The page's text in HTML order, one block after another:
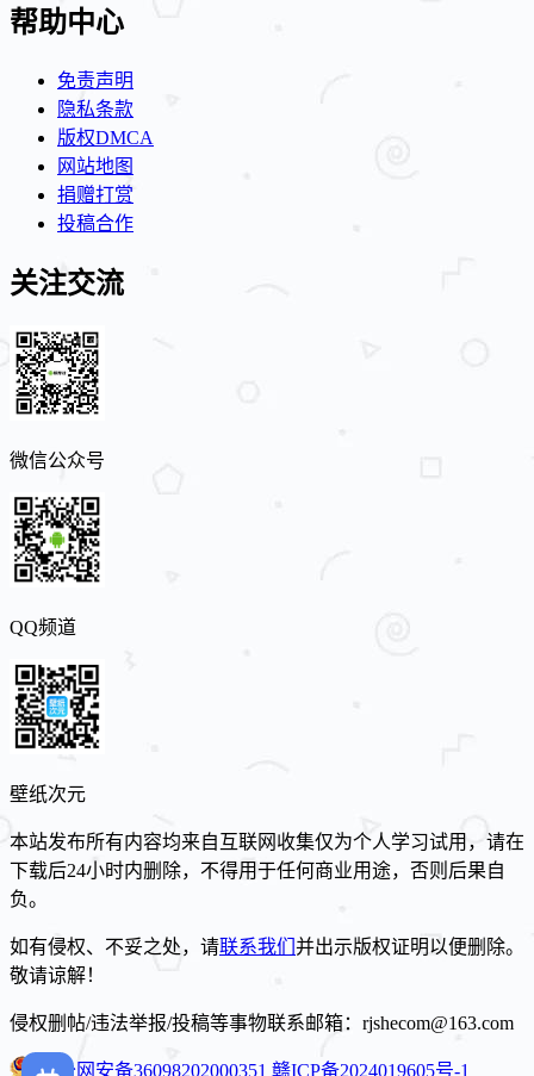
帮助中心
免责声明
隐私条款
版权DMCA
网站地图
捐赠打赏
投稿合作
关注交流
微信公众号
QQ频道
壁纸次元
本站发布所有内容均来自互联网收集仅为个人学习试用，请在
下载后24小时内删除，不得用于任何商业用途，否则后果自
负。
如有侵权、不妥之处，请联系我们 并出示版权证明以便删除。
敬请谅解！
侵权删帖/违法举报/投稿等事物联系邮箱：rjshecom@163.com
赣公网安备36098202000351 赣ICP备2024019605号-1